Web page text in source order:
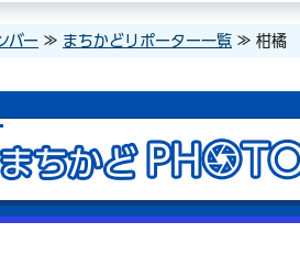
バー ≫ まちかどリポーター一覧 ≫ 柑橘